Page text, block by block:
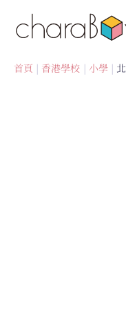
首頁 香港學校 小學